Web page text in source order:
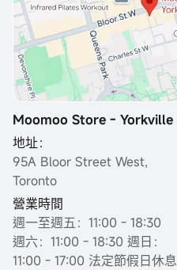
Moomoo Store - Yorkville
地址：
95A Bloor Street West,
Toronto
營業時間
週一至週五：11:00 - 18:30
週六：11:00 - 18:30 週日：
11:00 - 17:00 法定節假日休息